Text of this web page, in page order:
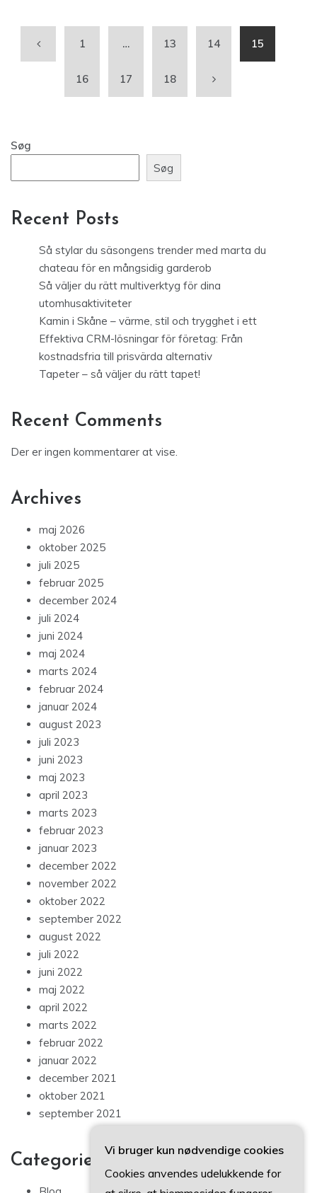
1 … 13 14 15
16 17 18
Søg
Søg
Recent Posts
Så stylar du säsongens trender med marta du
chateau för en mångsidig garderob
Så väljer du rätt multiverktyg för dina
utomhusaktiviteter
Kamin i Skåne – värme, stil och trygghet i ett
Effektiva CRM-lösningar för företag: Från
kostnadsfria till prisvärda alternativ
Tapeter – så väljer du rätt tapet!
Recent Comments
Der er ingen kommentarer at vise.
Archives
maj 2026
oktober 2025
juli 2025
februar 2025
december 2024
juli 2024
juni 2024
maj 2024
marts 2024
februar 2024
januar 2024
august 2023
juli 2023
juni 2023
maj 2023
april 2023
marts 2023
februar 2023
januar 2023
december 2022
november 2022
oktober 2022
september 2022
august 2022
juli 2022
juni 2022
maj 2022
april 2022
marts 2022
februar 2022
januar 2022
december 2021
oktober 2021
september 2021
Categories
Vi bruger kun nødvendige cookies
Cookies anvendes udelukkende for